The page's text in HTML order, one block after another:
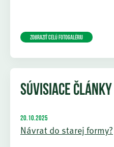
Zobraziť celú fotogalériu
SÚVISIACE ČLÁNKY
20.10.2025
Návrat do starej formy?